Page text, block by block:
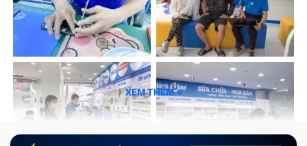
XEM THÊM